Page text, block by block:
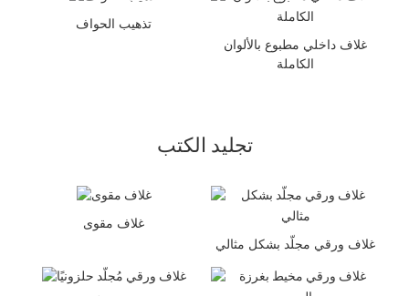
تذهيب الحواف
غلاف داخلي مطبوع بالألوان
الكاملة
تجليد الكتب
غلاف مقوى
غلاف ورقي مجلّد بشكل مثالي